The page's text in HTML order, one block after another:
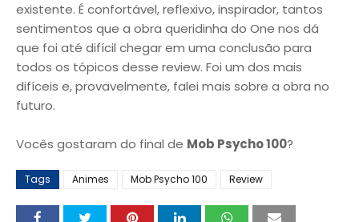
existente. É confortável, reflexivo, inspirador, tantos
sentimentos que a obra queridinha do One nos dá
que foi até difícil chegar em uma conclusão para
todos os tópicos desse review. Foi um dos mais
difíceis e, provavelmente, falei mais sobre a obra no
futuro.
Vocês gostaram do final de Mob Psycho 100?
Tags Animes Mob Psycho 100 Review